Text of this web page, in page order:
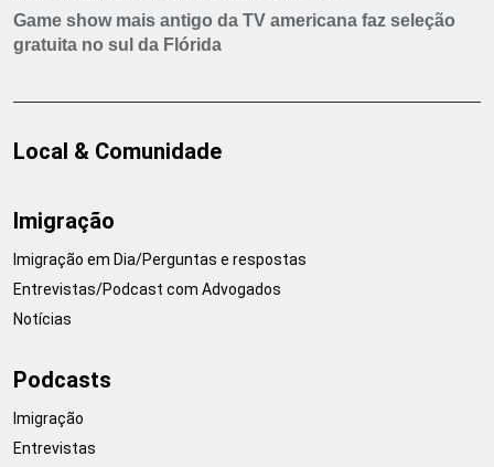
Game show mais antigo da TV americana faz seleção
gratuita no sul da Flórida
Local & Comunidade
Imigração
Imigração em Dia/Perguntas e respostas
Entrevistas/Podcast com Advogados
Notícias
Podcasts
Imigração
Entrevistas